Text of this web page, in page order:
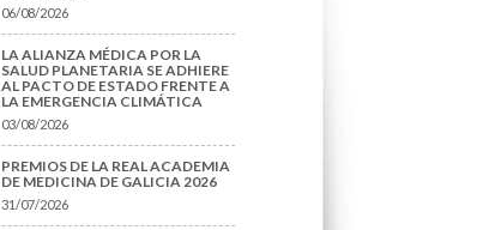
06/08/2026
LA ALIANZA MÉDICA POR LA
SALUD PLANETARIA SE ADHIERE
AL PACTO DE ESTADO FRENTE A
LA EMERGENCIA CLIMÁTICA
03/08/2026
PREMIOS DE LA REAL ACADEMIA
DE MEDICINA DE GALICIA 2026
31/07/2026